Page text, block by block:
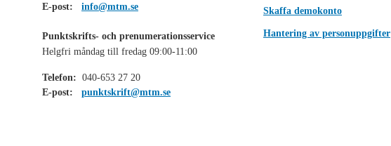
E-post:
info@mtm.se
Punktskrifts- och prenumerationsservice
Helgfri måndag till fredag 09:00-11:00
Telefon: 040-653 27 20
E-post:
punktskrift@mtm.se
Skaffa demokonto
Hantering av personuppgifter